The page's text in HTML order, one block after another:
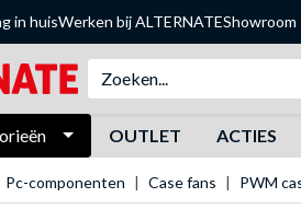
in huisWerken bij ALTERNATEShowroom
OUTLET ACTIES
Pc-componenten Case fans PWM